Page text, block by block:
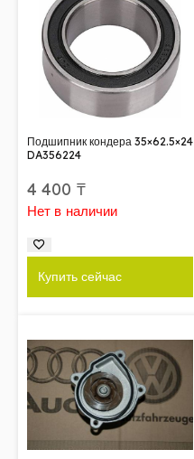
Подшипник кондера 35×62.5×24
DA356224
4 400 ₸
Нет в наличии
Купить сейчас